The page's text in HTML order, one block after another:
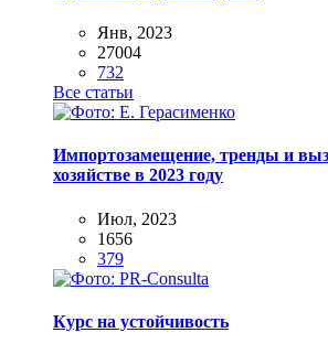
Янв, 2023
27004
732
Все статьи
Импортозамещение, тренды и
хозяйстве в 2023 году
Июл, 2023
1656
379
Курс на устойчивость